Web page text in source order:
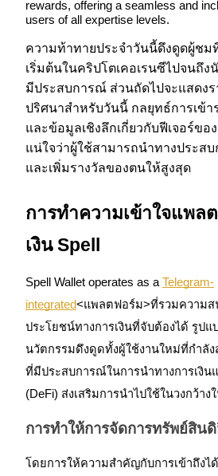
ฟิวเจอร์ส COIN-M
ฟิวเจอร์สสกุลเงินดิจิทัล
TradFi
อนุพันธ์ของหุ้น ฟอเร็กซ์ โลหะมี
ฟิวเจอร์ส USDC
ฟิวเจอร์สที่ใช้ USDC เป็นหลักป
rewards, offering a seamless and
users of all expertise levels.
ความท้าทายประจำวันนี้ดึงดูดผู้ชม
เริ่มต้นในคริปโตเคอเรนซีไปจนถึ
มีประสบการณ์ ส่วนถัดไปจะแสดงร
ปริศนาสำหรับวันนี้ กลยุทธ์การเข้
และข้อมูลเชิงลึกเกี่ยวกับฟีเจอร์ขอ
แน่ใจว่าผู้ใช้สามารถนำทางประส
และเพิ่มรางวัลของตนให้สูงสุด
การทำความเข้าใจแพล
เงิน Spell
Spell Wallet operates as a Telegram-
integrated<แพลตฟอร์ม>ที่รวมความส
ประโยชน์ทางการเงินที่จับต้องได้ รูป
นวัตกรรมดึงดูดทั้งผู้ใช้งานใหม่ที่กำลัง
ที่มีประสบการณ์ในการนำทางการเงิน
(DeFi) ส่งเสริมการนำไปใช้ในวงกว้า
การทำให้การจัดการทรัพย์สิน
โดยการให้ความสำคัญกับการเข้าถึงไ